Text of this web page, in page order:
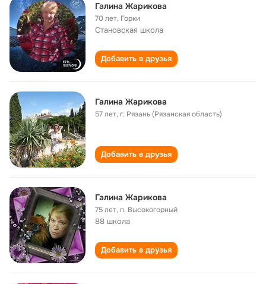
Галина Жарикова
70 лет, Горки
Становская школа
Добавить в друзья
Галина Жарикова
57 лет,г. Рязань (Рязанская область)
Добавить в друзья
Галина Жарикова
75 лет,п. Высокогорный
88 школа
Добавить в друзья